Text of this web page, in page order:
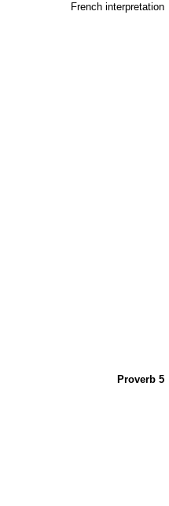
French interpretation
Proverb 5